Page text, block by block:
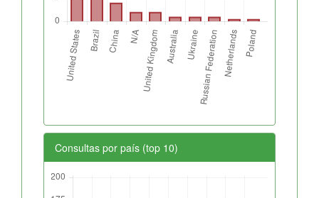
Consultas por país (top 10)